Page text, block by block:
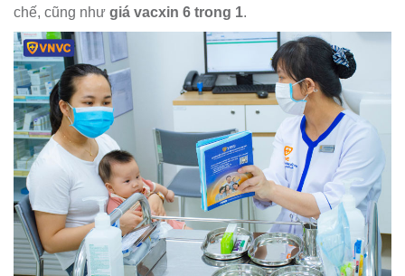
chế, cũng như giá vacxin 6 trong 1.